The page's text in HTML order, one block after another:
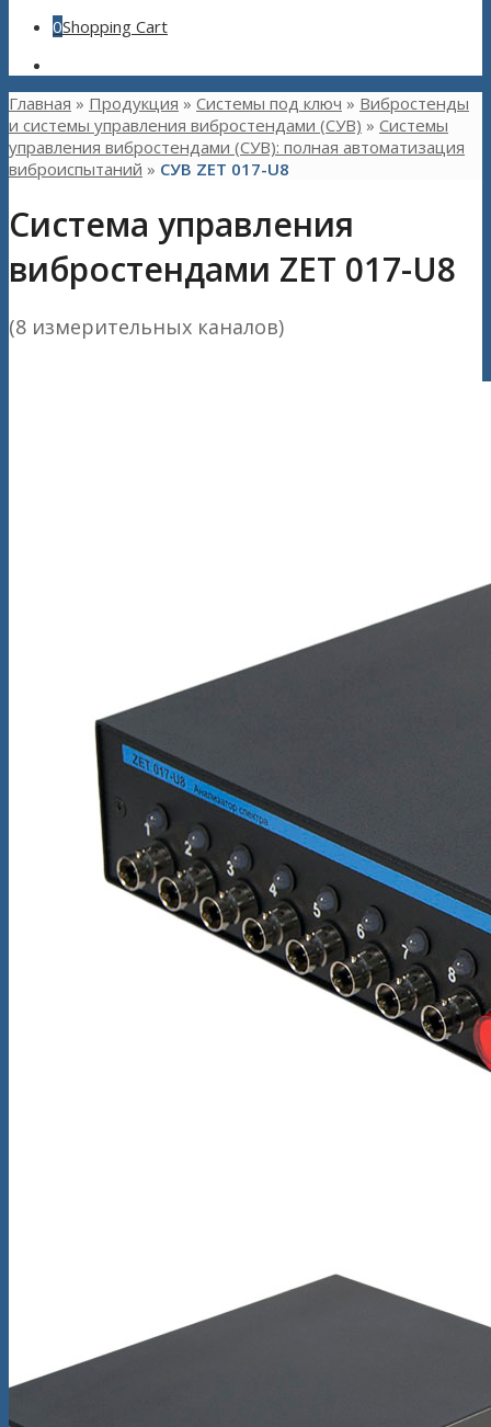
0Shopping Cart
Главная » Продукция » Системы под ключ » Вибростенды
и системы управления вибростендами (СУВ) » Системы
управления вибростендами (СУВ): полная автоматизация
виброиспытаний » СУВ ZET 017-U8
Система управления
вибростендами ZET 017-U8
(8 измерительных каналов)